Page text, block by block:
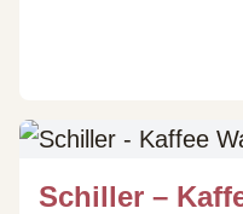
Schiller –